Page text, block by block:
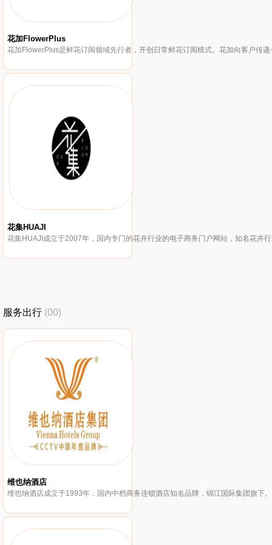
花加FlowerPlus
花集HUAJI
服务出行 (00)
维也纳酒店